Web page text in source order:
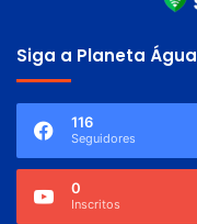
Siga a Planeta Água
116
Seguidores
0
Inscritos